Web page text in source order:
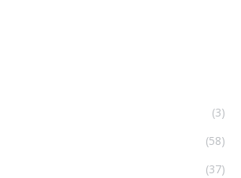
(3)
(58)
(37)